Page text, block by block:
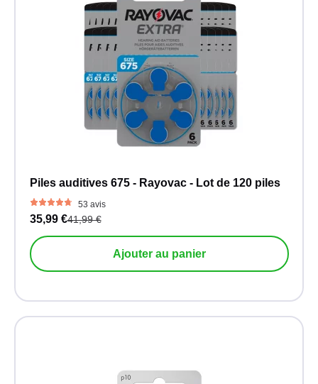
Piles auditives 675 - Rayovac - Lot de 120 piles
53 avis
35,99 €41,99 €
Ajouter au panier